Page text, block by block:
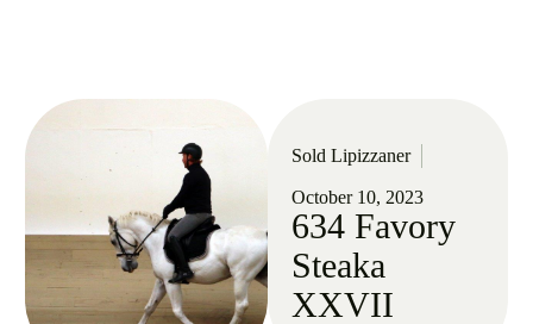
Sold Lipizzaner
October 10, 2023
634 Favory
Steaka
XXVII